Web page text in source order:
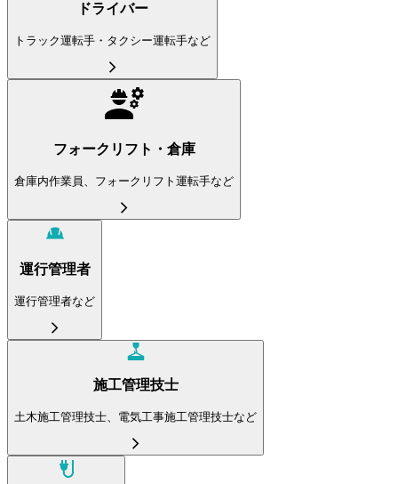
ドライバー
トラック運転手・タクシー運転手など
フォークリフト・倉庫
倉庫内作業員、フォークリフト運転手など
運行管理者
運行管理者など
施工管理技士
土木施工管理技士、電気工事施工管理技士など